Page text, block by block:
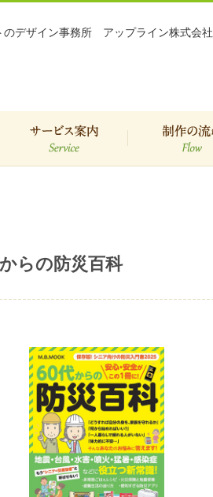
のデザイン事務所 アップライン株式会社
らの防災百科